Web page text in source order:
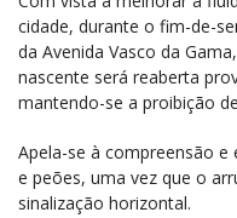
cidade, durante o fim-de-
da Avenida Vasco da
nascente será reaberta
mantendo-se a proibição
Apela-se à compreensão
e peões, uma vez que o
sinalização horizontal.